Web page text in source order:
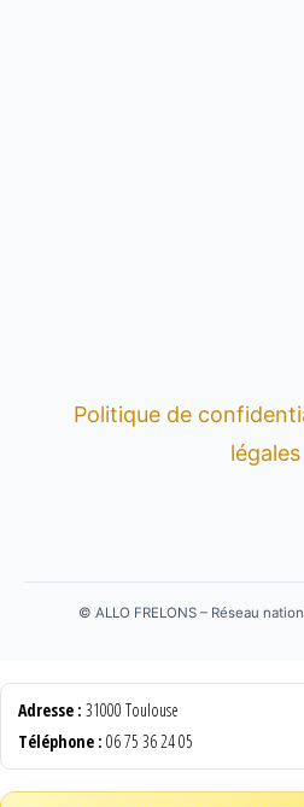
Politique de
légales
© ALLO FRELONS – Réseau
Adresse : 31000 Toulouse
Téléphone : 06 75 36 24 05